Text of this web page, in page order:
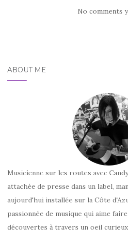
No comments
ABOUT ME
Musicienne sur les routes avec
attachée de presse dans un label,
aujourd'hui installée sur la Côte
passionnée de musique qui aime
découvertes à travers un oeil